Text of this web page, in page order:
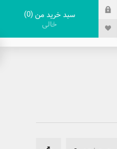
سبد خرید من 0
خالی